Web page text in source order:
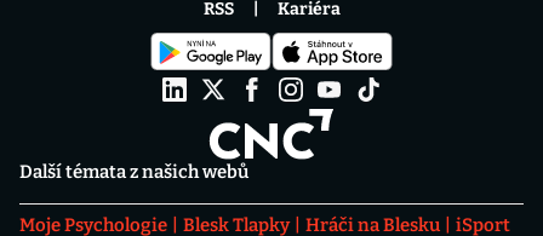
Další témata z našich webů
Moje Psychologie Blesk Tlapky Hráči na Blesku
iSport
RSS Kariéra